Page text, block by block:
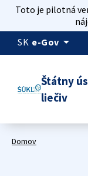
Toto je pilotná
SK e-Gov arrow_drop_down
Štátny
liečiv
Domov